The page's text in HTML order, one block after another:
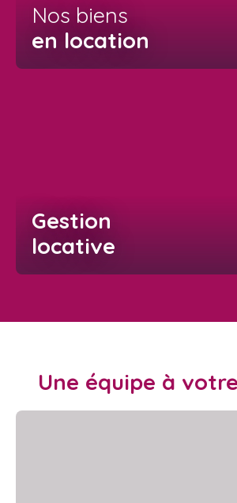
Nos biens
en location
Gestion
locative
Une équipe à